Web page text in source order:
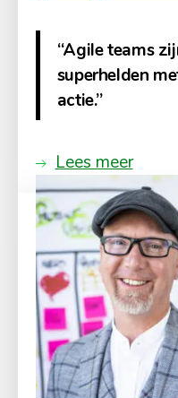
“Agile teams
superhelden
actie.”
Lees meer